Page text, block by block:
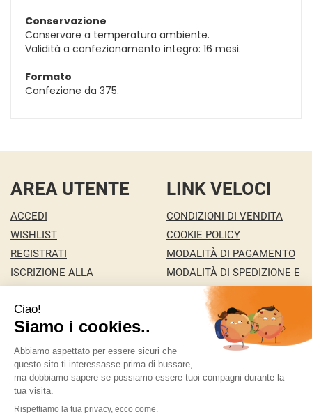
Conservazione
Conservare a temperatura ambiente.
Validità a confezionamento integro: 16 mesi.
Formato
Confezione da 375.
AREA UTENTE
ACCEDI
WISHLIST
REGISTRATI
ISCRIZIONE ALLA
CONTATTI
LINK VELOCI
CONDIZIONI DI VENDITA
COOKIE POLICY
MODALITÀ DI PAGAMENTO
MODALITÀ DI SPEDIZIONE E
INFORMATIVA PRIVACY
MA.RI 29 S.A.S. DI MARCO PONZA & C.
146/c 36100 Vicenza ( VI)
ordini@bigfree.it
04155950241 | Numero R.E.A.: